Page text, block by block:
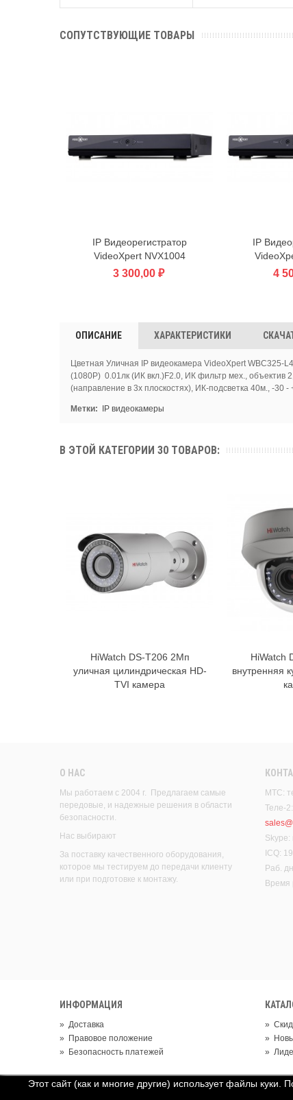
СОПУТСТВУЮЩИЕ ТОВАРЫ
В корзину
IP Видеорегистратор
VideoXpert NVX1004
3 300,00 ₽
В
IP
4
ОПИСАНИЕ ХАРАКТЕРИСТИКИ
Цветная Уличная IP видеокамера VideoXpert WBC325-
(1080Р) 0.01лк (ИК вкл.)F2.0, ИК фильтр мех., объектив
(направление в 3х плоскостях), ИК-подсветка 40м., -30
Метки: IP видеокамеры
В ЭТОЙ КАТЕГОРИИ 30 ТОВАРОВ:
В корзину
HiWatch DS-T206 2Мп
уличная цилиндрическая HD-
TVI камера
HiWatch
внутренняя
О НАС
Мы работаем с 2004 г. Предлагаем самые
передовые, и надежные решения в области
безопасности.
Нас выбирают
За поставку качественного оборудования,
которое мы тестируем до передачи клиенту
или при подготовке к монтажу.
МТС:
Теле-
Skype:
ICQ:
Раб.
Время
ИНФОРМАЦИЯ
» Доставка
» Правовое положение
» Безопасность платежей
»
»
»
Этот сайт (как и многие другие) использует файлы куки.
© 2019 Группа компаний "Цифровые системы